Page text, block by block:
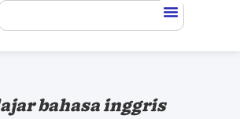
bahasa inggris